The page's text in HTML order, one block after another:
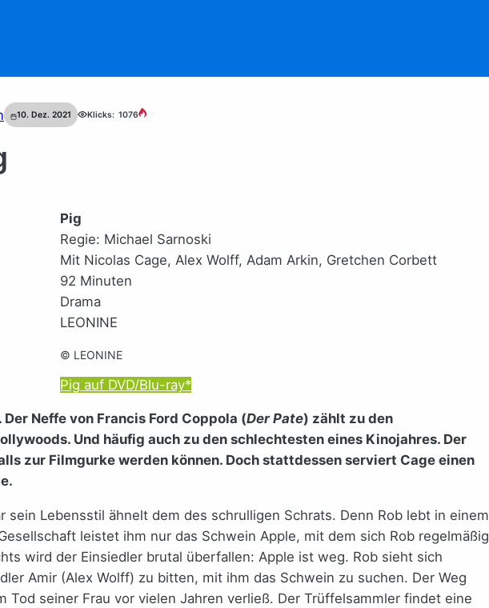
10. Dez. 2021 Klicks: 1076
Pig
Regie: Michael Sarnoski
Mit Nicolas Cage, Alex Wolff, Adam Arkin, Gretchen Corbett
92 Minuten
Drama
LEONINE
© LEONINE
Pig auf DVD/Blu-ray*
Neffe von Francis Ford Coppola (Der Pate) zählt zu den
Und häufig auch zu den schlechtesten eines Kinojahres. Der
zur Filmgurke werden können. Doch stattdessen serviert Cage einen
sein Lebensstil ähnelt dem des schrulligen Schrats. Denn Rob lebt in einem
leistet ihm nur das Schwein Apple, mit dem sich Rob regelmäßig
wird der Einsiedler brutal überfallen: Apple ist weg. Rob sieht sich
Amir (Alex Wolff) zu bitten, mit ihm das Schwein zu suchen. Der Weg
Tod seiner Frau vor vielen Jahren verließ. Der Trüffelsammler findet eine